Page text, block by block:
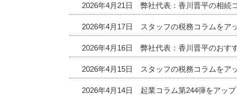
2026年4月21日 弊社代表：香川晋平の相続
2026年4月17日 スタッフの税務コラムをア
2026年4月16日 弊社代表：香川晋平のおす
2026年4月15日 スタッフの税務コラムをア
2026年4月14日 起業コラム第244弾をアップ